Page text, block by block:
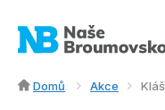
Domů Akce